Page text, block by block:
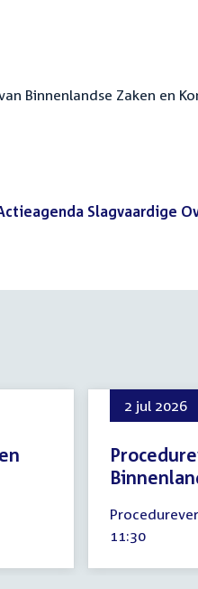
Binnenlandse Zaken en
Slagvaardige
2 jul 2026
juli
2026
Tijd
11:30